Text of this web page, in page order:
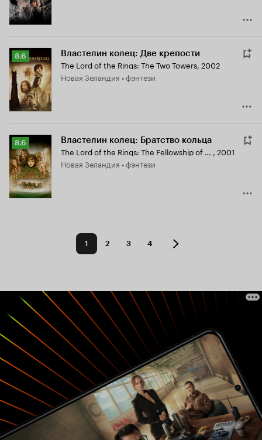
Рейтинг
Кинопоиска
8.6
8.6 Властелин колец: Две крепости
The Lord of the Rings: The Two Towers, 2002
Новая Зеландия • фэнтези
Рейтинг
Кинопоиска
8.6
8.6 Властелин колец: Братство кольца
The Lord of the Rings: The Fellowship of the Ring , 2001
Новая Зеландия • фэнтези
1 2 3 4